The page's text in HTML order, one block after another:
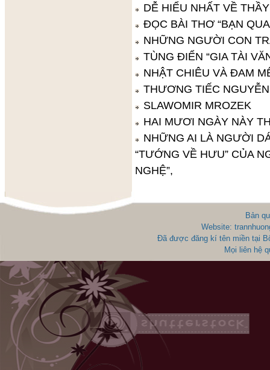
DỄ HIỂU NHẤT VỀ
ĐỌC BÀI THƠ “BẠN
NHỮNG NGƯỜI CON
TÙNG ĐIỂN “GIA TÀI
NHẬT CHIÊU VÀ ĐAM
THƯƠNG TIẾC
SLAWOMIR MROZEK
HAI MƯƠI NGÀY NÀY
NHỮNG AI LÀ NGƯỜI
“TƯỚNG VỀ HƯU” CỦA
NGHỆ”,
Bản
Website:
Đã được đăng kí tên miền tại
Mọi liên hệ